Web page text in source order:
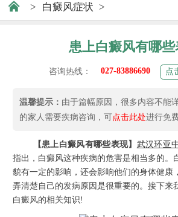
> 白癜风症状 >
患上白癜风有哪
咨询热线： 027-83886690 点
温馨提示： 由于篇幅原因，很多内容不能
的家人需要疾病咨询，可点击此处进行免
【患上白癜风有哪些表现】 武汉环亚
指出，白癜风这种疾病的危害是相当多的。
貌有一定的影响，还会影响他们的身体健康
弄清楚自己的发病原因是很重要的。接下来
白癜风的相关知识!